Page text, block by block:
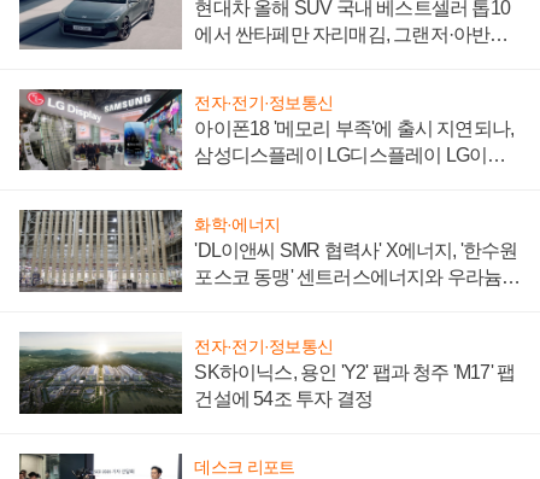
현대차 올해 SUV 국내 베스트셀러 톱10
에서 싼타페만 자리매김, 그랜저·아반떼
전자·전기·정보통신
아이폰18 '메모리 부족'에 출시 지연되나,
삼성디스플레이 LG디스플레이 LG이노
화학·에너지
'DL이앤씨 SMR 협력사' X에너지, '한수원
포스코 동맹' 센트러스에너지와 우라늄
전자·전기·정보통신
SK하이닉스, 용인 'Y2' 팹과 청주 'M17' 팹
건설에 54조 투자 결정
데스크 리포트